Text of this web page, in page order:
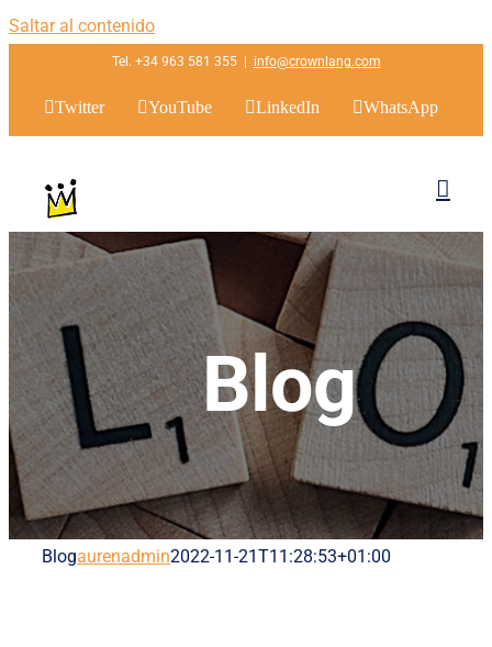
Saltar al contenido
Tel. +34 963 581 355 info@crownlang.com
Twitter YouTube LinkedIn WhatsApp
Blog
Blogaurenadmin2022-11-21T11:28:53+01:00